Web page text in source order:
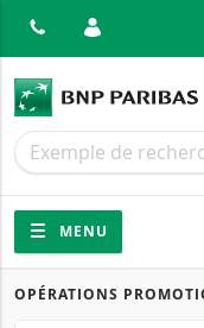
Recherche
Recherche
Navigation
MENU
Produits
OPÉRATIONS